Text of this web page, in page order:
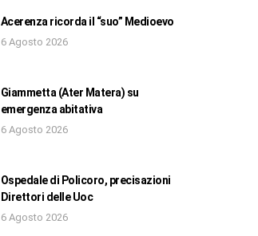
Acerenza ricorda il “suo” Medioevo
6 Agosto 2026
Giammetta (Ater Matera) su
emergenza abitativa
6 Agosto 2026
Ospedale di Policoro, precisazioni
Direttori delle Uoc
6 Agosto 2026